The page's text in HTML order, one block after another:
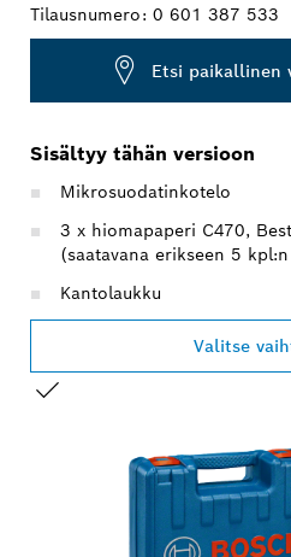
Tilausnumero: 0 601 387 533
Etsi paikallinen
Sisältyy tähän versioon
Mikrosuodatinkotelo
3 x hiomapaperi C470,
(saatavana erikseen 5
Kantolaukku
Valitse